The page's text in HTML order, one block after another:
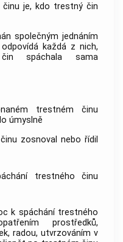
je, kdo trestný čin
společným jednáním
každá z nich,
spáchala sama
trestném činu
úmyslně
zosnoval nebo řídil
trestného činu
k spáchání trestného
prostředků,
radou, utvrzováním v